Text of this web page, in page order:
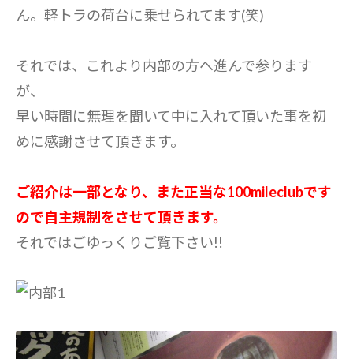
ん。軽トラの荷台に乗せられてます(笑)
それでは、これより内部の方へ進んで参ります
が、
早い時間に無理を聞いて中に入れて頂いた事を初
めに感謝させて頂きます。
ご紹介は一部となり、また正当な100mileclubです
ので自主規制をさせて頂きます。
それではごゆっくりご覧下さい!!